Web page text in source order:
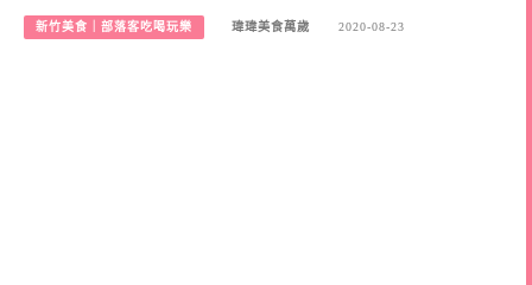
新竹美食｜部落客吃喝玩樂 瑋瑋美食萬歲 2020-08-23